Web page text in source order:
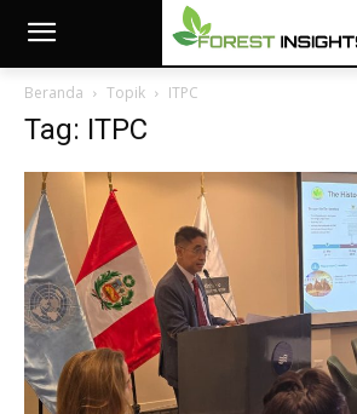
Beranda Topik ITPC
Tag: ITPC